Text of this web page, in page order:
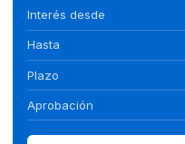
Interés desde
Hasta
Plazo
Aprobación